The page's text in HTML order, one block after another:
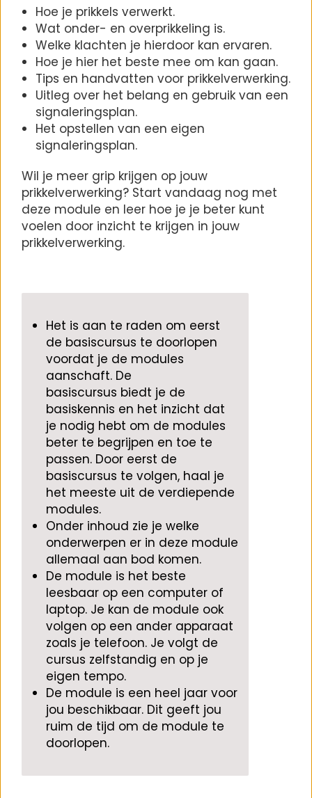
Hoe je prikkels verwerkt.
Wat onder- en overprikkeling is.
Welke klachten je hierdoor kan ervaren.
Hoe je hier het beste mee om kan gaan.
Tips en handvatten voor prikkelverwerking.
Uitleg over het belang en gebruik van een
signaleringsplan.
Het opstellen van een eigen
signaleringsplan.
Wil je meer grip krijgen op jouw
prikkelverwerking? Start vandaag nog met
deze module en leer hoe je je beter kunt
voelen door inzicht te krijgen in jouw
prikkelverwerking.
Het is aan te raden om eerst
de basiscursus te doorlopen
voordat je de modules
aanschaft. De
basiscursus biedt je de
basiskennis en het inzicht dat
je nodig hebt om de modules
beter te begrijpen en toe te
passen. Door eerst de
basiscursus te volgen, haal je
het meeste uit de verdiepende
modules.
Onder inhoud zie je welke
onderwerpen er in deze module
allemaal aan bod komen.
De module is het beste
leesbaar op een computer of
laptop. Je kan de module ook
volgen op een ander apparaat
zoals je telefoon. Je volgt de
cursus zelfstandig en op je
eigen tempo.
De module is een heel jaar voor
jou beschikbaar. Dit geeft jou
ruim de tijd om de module te
doorlopen.